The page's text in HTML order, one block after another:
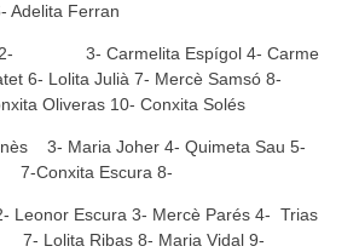
Adelita Ferran
2- 3- Carmelita Espígol 4- Carme
6- Lolita Julià 7- Mercè Samsó 8-
Oliveras 10- Conxita Solés
3- Maria Joher 4- Quimeta Sau 5-
Conxita Escura 8-
Leonor Escura 3- Mercè Parés 4- Trias
Lolita Ribas 8- Maria Vidal 9-